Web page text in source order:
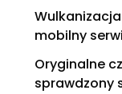
mobilny
Oryginalne
sprawdzony